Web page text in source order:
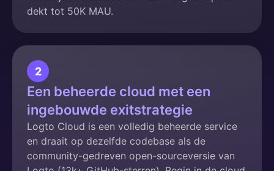
dekt tot 50K MAU.
2
Een beheerde cloud met een
ingebouwde exitstrategie
Logto Cloud is een volledig beheerde service
en draait op dezelfde codebase als de
community-gedreven open-sourceversie van